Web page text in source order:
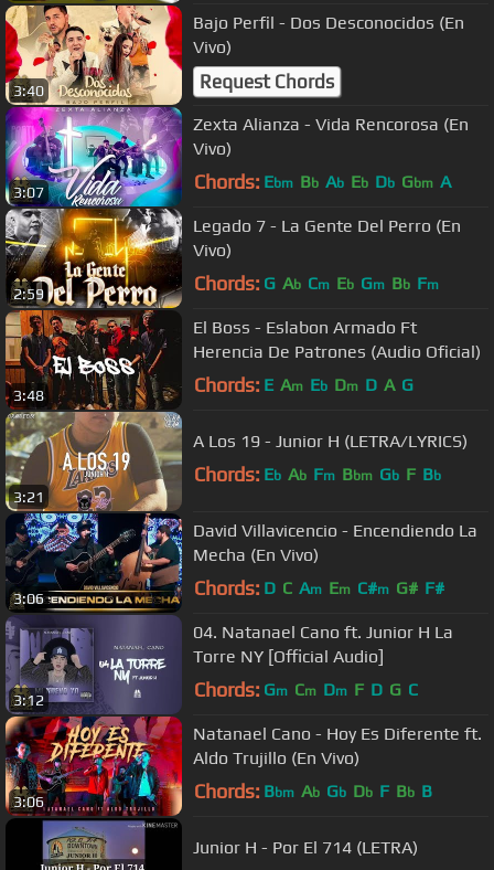
3:40
Bajo Perfil - Dos Desconocidos (En
Vivo)
Request Chords
3:07
Zexta Alianza - Vida Rencorosa (En
Vivo)
Chords: Ebm Bb Ab Eb Db Gbm A
2:59
Legado 7 - La Gente Del Perro (En
Vivo)
Chords: G Ab Cm Eb Gm Bb Fm
3:48
El Boss - Eslabon Armado Ft
Herencia De Patrones (Audio Oficial)
Chords: E Am Eb Dm D A G
3:21
A Los 19 - Junior H (LETRA/LYRICS)
Chords: Eb Ab Fm Bbm Gb F Bb
3:06
David Villavicencio - Encendiendo La
Mecha (En Vivo)
Chords: D C Am Em C#m G# F#
3:12
04. Natanael Cano ft. Junior H La
Torre NY [Official Audio]
Chords: Gm Cm Dm F D G C
3:06
Natanael Cano - Hoy Es Diferente ft.
Aldo Trujillo (En Vivo)
Chords: Bbm Ab Gb Db F Bb B
Junior H - Por El 714 (LETRA)